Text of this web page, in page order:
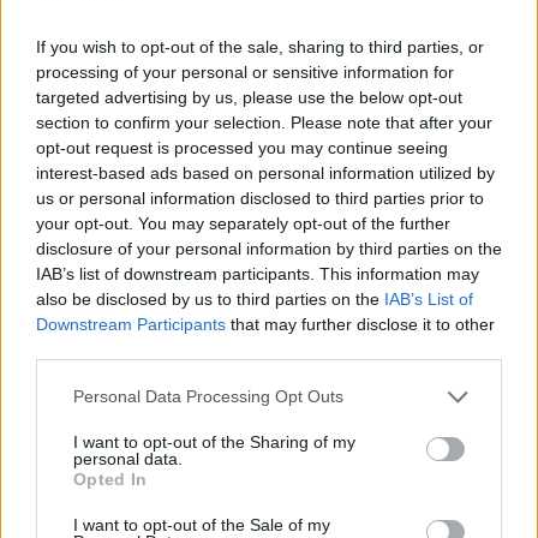
If you wish to opt-out of the sale, sharing to third parties, or
processing of your personal or sensitive information for
targeted advertising by us, please use the below opt-out
section to confirm your selection. Please note that after your
opt-out request is processed you may continue seeing
interest-based ads based on personal information utilized by
us or personal information disclosed to third parties prior to
your opt-out. You may separately opt-out of the further
disclosure of your personal information by third parties on the
IAB’s list of downstream participants. This information may
also be disclosed by us to third parties on the IAB’s List of
Downstream Participants that may further disclose it to other
Please note that this website/app uses one or more Google
not limited to your visit or usage behaviour. You may click to
grant or deny consent to Google and its third-party tags to
use your data for below specified purposes in below Google
consent section.
Personal Data Processing Opt Outs
I want to opt-out of the Sharing of my
personal data.
Opted In
I want to opt-out of the Sale of my
Vir: Občina Ravne
Opozorilo:Po 297. členu Kazenskega zakonika je
posameznik kazensko odgovoren za javno spodbujanje
sovraštva, nasilja ali nestrpnosti. Komentarji z žaljivimi,
rasističnimi, diskriminatornimi ali nezakonitimi vsebinami bodo
odstranjeni. Pravila komentiranja →
Failed to fetch
Ravne na Koroškem